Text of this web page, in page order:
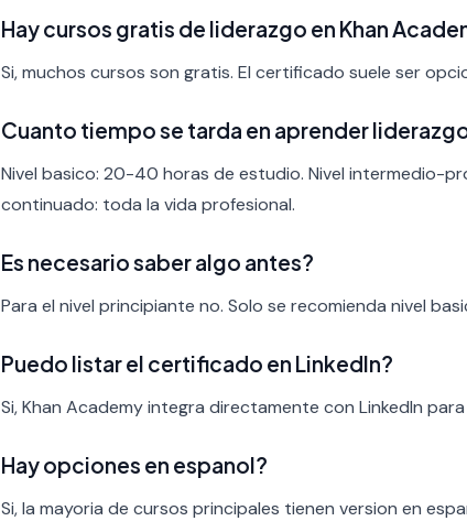
Hay cursos gratis de liderazgo en Khan
Si, muchos cursos son gratis. El certificado suele ser
Cuanto tiempo se tarda en aprender
Nivel basico: 20-40 horas de estudio. Nivel intermedio-
continuado: toda la vida profesional.
Es necesario saber algo antes?
Para el nivel principiante no. Solo se recomienda nivel
Puedo listar el certificado en LinkedIn?
Si, Khan Academy integra directamente con LinkedIn
Hay opciones en espanol?
Si, la mayoria de cursos principales tienen version en